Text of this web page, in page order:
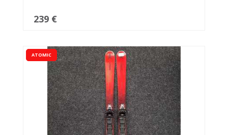
239 €
ATOMIC